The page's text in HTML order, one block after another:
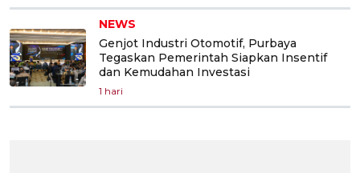
NEWS
Genjot Industri Otomotif, Purbaya
Tegaskan Pemerintah Siapkan Insentif
dan Kemudahan Investasi
1 hari